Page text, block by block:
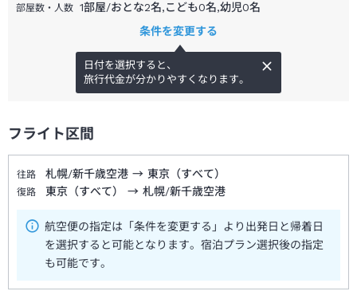
部屋数・人数 1部屋/おとな2名,こども0名,幼児0名
条件を変更する
日付を選択すると、
旅行代金が分かりやすくなります。
フライト区間
往路 札幌/新千歳空港 → 東京（すべて）
復路 東京（すべて） → 札幌/新千歳空港
航空便の指定は「条件を変更する」より出発日と帰着日
を選択すると可能となります。宿泊プラン選択後の指定
も可能です。